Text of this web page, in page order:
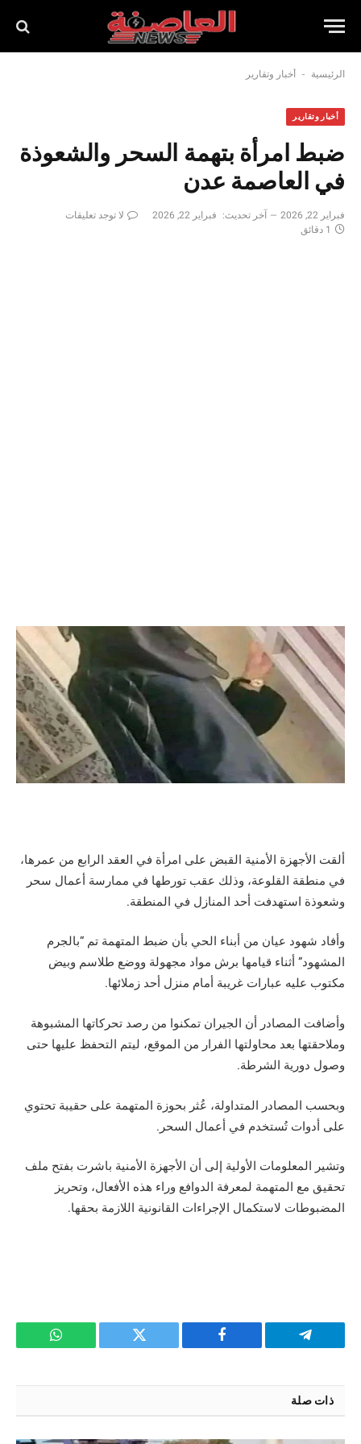
الرئيسية - أخبار وتقارير
أخبار وتقارير
ضبط امرأة بتهمة السحر والشعوذة
في العاصمة عدن
فبراير 22, 2026 آخر تحديث: فبراير 22, 2026
لا توجد تعليقات
1 دقائق
ألقت الأجهزة الأمنية القبض على امرأة في العقد الرابع من عمرها،
في منطقة القلوعة، وذلك عقب تورطها في ممارسة أعمال سحر
وشعوذة استهدفت أحد المنازل في المنطقة.
وأفاد شهود عيان من أبناء الحي بأن ضبط المتهمة تم “بالجرم
المشهود” أثناء قيامها برش مواد مجهولة ووضع طلاسم وبيض
مكتوب عليه عبارات غريبة أمام منزل أحد زملائها.
وأضافت المصادر أن الجيران تمكنوا من رصد تحركاتها المشبوهة
وملاحقتها بعد محاولتها الفرار من الموقع، ليتم التحفظ عليها حتى
وصول دورية الشرطة.
وبحسب المصادر المتداولة، عُثر بحوزة المتهمة على حقيبة تحتوي
على أدوات تُستخدم في أعمال السحر.
وتشير المعلومات الأولية إلى أن الأجهزة الأمنية باشرت بفتح ملف
تحقيق مع المتهمة لمعرفة الدوافع وراء هذه الأفعال، وتحريز
المضبوطات لاستكمال الإجراءات القانونية اللازمة بحقها.
تيلقرام فيسبوك تويتر واتساب
ذات صلة